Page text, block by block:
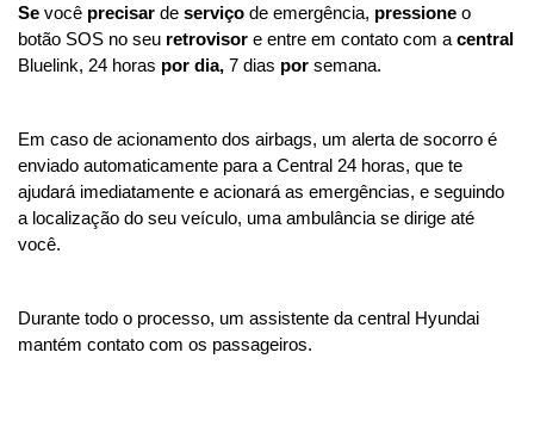
Se você precisar de serviço de emergência, pressione o
botão SOS no seu retrovisor e entre em contato com a
Bluelink, 24 horas por dia, 7 dias por semana.
Em caso de acionamento dos airbags, um alerta de socorro é
enviado automaticamente para a Central 24 horas, que te
ajudará imediatamente e acionará as emergências, e seguindo
a localização do seu veículo, uma ambulância se dirige até
você.
Durante todo o processo, um assistente da central Hyundai
mantém contato com os passageiros.